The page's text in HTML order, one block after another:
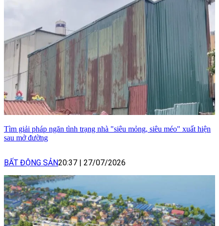
Tìm giải pháp ngăn tình trạng nhà "siêu mỏng, siêu méo" xuất hiện
sau mở đường
BẤT ĐỘNG SẢN20:37 | 27/07/2026